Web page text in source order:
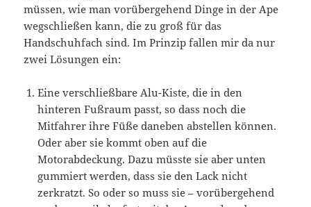
müssen, wie man vorübergehend Dinge in der Ape
wegschließen kann, die zu groß für das
Handschuhfach sind. Im Prinzip fallen mir da nur
zwei Lösungen ein:
Eine verschließbare Alu-Kiste, die in den
hinteren Fußraum passt, so dass noch die
Mitfahrer ihre Füße daneben abstellen können.
Oder aber sie kommt oben auf die
Motorabdeckung. Dazu müsste sie aber unten
gummiert werden, dass sie den Lack nicht
zerkratzt. So oder so muss sie – vorübergehend